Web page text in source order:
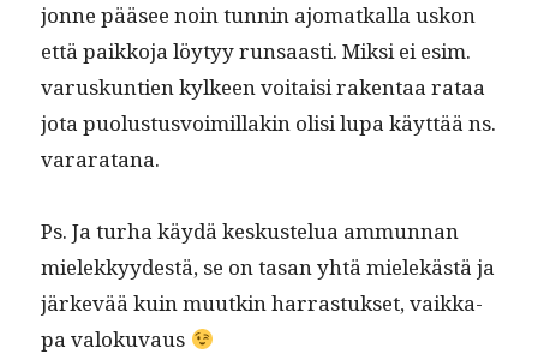
jonne pääsee noin tun­nin ajo­matkalla uskon
että paikko­ja löy­tyy run­saasti. Mik­si ei esim.
varuskun­tien kyl­keen voitaisi rak­en­taa rataa
jota puo­lus­tusvoimil­lakin olisi lupa käyt­tää ns.
vararatana.
Ps. Ja turha käy­dä keskustelua ammunnan
mielekkyy­destä, se on tasan yhtä mielekästä ja
järkevää kuin muutkin har­ras­tuk­set, vaikka­
pa valokuvaus